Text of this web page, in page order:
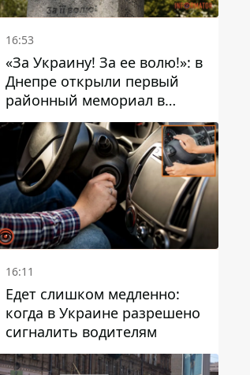
16:53
«За Украину! За ее волю!»: в
Днепре открыли первый
районный мемориал в
честь погибших
Защитников
16:11
Едет слишком медленно:
когда в Украине разрешено
сигналить водителям